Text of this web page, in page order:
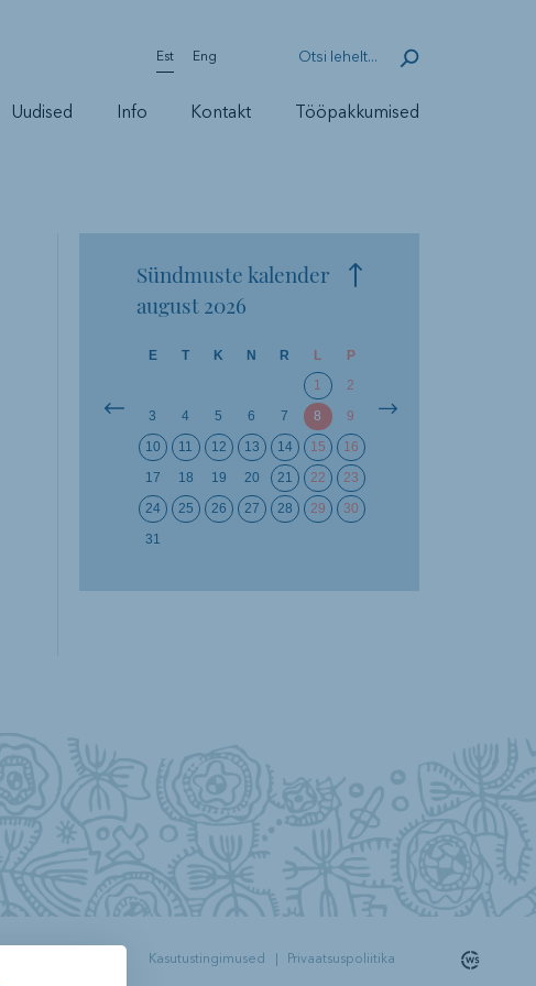
Est Eng
Uudised Info Kontakt Tööpakkumised
Sündmuste kalender
august 2026
E T K N R L
P
1
2
3
4 5 6 7 8
9
10
11 12 13 14 15
16
17
18 19 20 21 22
23
24
25 26 27 28 29
30
31
Kasutustingimused Privaatsuspoliitika